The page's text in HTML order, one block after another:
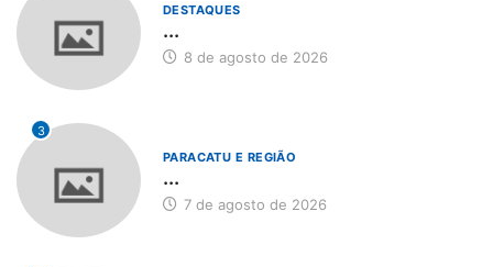
DESTAQUES
...
8 de agosto de 2026
3
PARACATU E REGIÃO
...
7 de agosto de 2026